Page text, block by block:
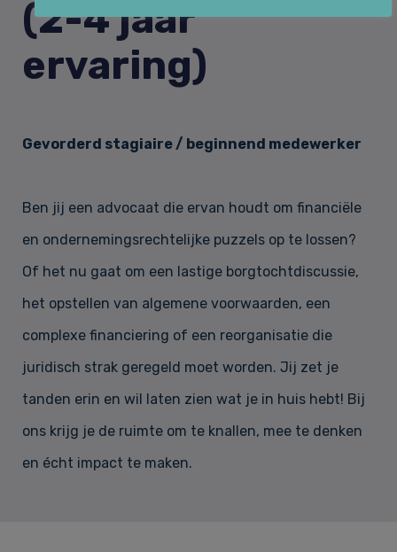
Huurrecht
Arbeidsrecht & Arbeidsmigratie­recht
Over Law&Pepper
Tarieven
Klachtenregeling
Vacatures
Contact
(2-4 jaar
ervaring)
Gevorderd stagiaire / beginnend medewerker
Ben jij een advocaat die ervan houdt om financiële
en ondernemingsrechtelijke puzzels op te lossen?
Of het nu gaat om een lastige borgtochtdiscussie,
het opstellen van algemene voorwaarden, een
complexe financiering of een reorganisatie die
juridisch strak geregeld moet worden. Jij zet je
tanden erin en wil laten zien wat je in huis hebt! Bij
ons krijg je de ruimte om te knallen, mee te denken
en écht impact te maken.